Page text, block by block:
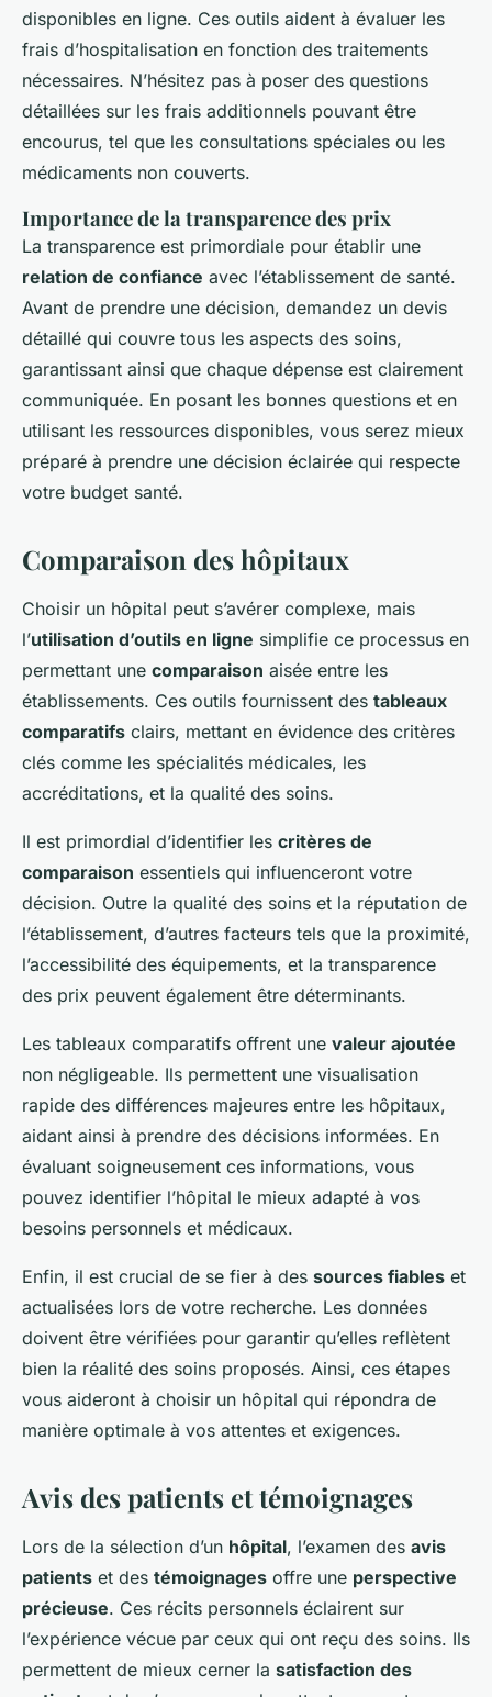
disponibles en ligne. Ces outils aident à évaluer les
frais d’hospitalisation en fonction des traitements
nécessaires. N’hésitez pas à poser des questions
détaillées sur les frais additionnels pouvant être
encourus, tel que les consultations spéciales ou les
médicaments non couverts.
Importance de la transparence des prix
La transparence est primordiale pour établir une
relation de confiance avec l’établissement de santé.
Avant de prendre une décision, demandez un devis
détaillé qui couvre tous les aspects des soins,
garantissant ainsi que chaque dépense est clairement
communiquée. En posant les bonnes questions et en
utilisant les ressources disponibles, vous serez mieux
préparé à prendre une décision éclairée qui respecte
votre budget santé.
Comparaison des hôpitaux
Choisir un hôpital peut s’avérer complexe, mais
l’utilisation d’outils en ligne simplifie ce processus en
permettant une comparaison aisée entre les
établissements. Ces outils fournissent des tableaux
comparatifs clairs, mettant en évidence des critères
clés comme les spécialités médicales, les
accréditations, et la qualité des soins.
Il est primordial d’identifier les critères de
comparaison essentiels qui influenceront votre
décision. Outre la qualité des soins et la réputation de
l’établissement, d’autres facteurs tels que la proximité,
l’accessibilité des équipements, et la transparence
des prix peuvent également être déterminants.
Les tableaux comparatifs offrent une valeur ajoutée
non négligeable. Ils permettent une visualisation
rapide des différences majeures entre les hôpitaux,
aidant ainsi à prendre des décisions informées. En
évaluant soigneusement ces informations, vous
pouvez identifier l’hôpital le mieux adapté à vos
besoins personnels et médicaux.
Enfin, il est crucial de se fier à des sources fiables et
actualisées lors de votre recherche. Les données
doivent être vérifiées pour garantir qu’elles reflètent
bien la réalité des soins proposés. Ainsi, ces étapes
vous aideront à choisir un hôpital qui répondra de
manière optimale à vos attentes et exigences.
Avis des patients et témoignages
Lors de la sélection d’un hôpital, l’examen des avis
patients et des témoignages offre une perspective
précieuse. Ces récits personnels éclairent sur
l’expérience vécue par ceux qui ont reçu des soins. Ils
permettent de mieux cerner la satisfaction des